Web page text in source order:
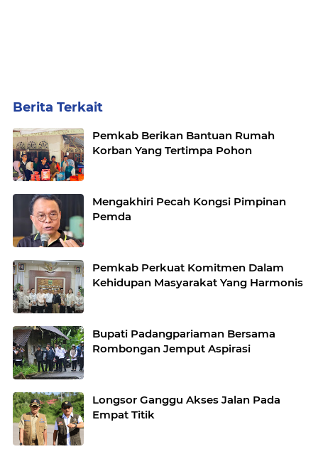
Berita Terkait
Pemkab Berikan Bantuan Rumah
Korban Yang Tertimpa Pohon
Mengakhiri Pecah Kongsi Pimpinan
Pemda
Pemkab Perkuat Komitmen Dalam
Kehidupan Masyarakat Yang Harmonis
Bupati Padangpariaman Bersama
Rombongan Jemput Aspirasi
Longsor Ganggu Akses Jalan Pada
Empat Titik